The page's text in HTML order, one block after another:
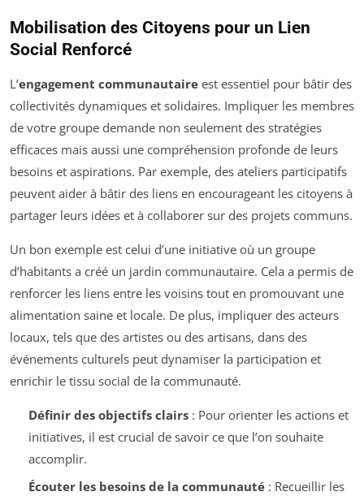
Mobilisation des Citoyens pour un Lien
Social Renforcé
L’engagement communautaire est essentiel pour bâtir des
collectivités dynamiques et solidaires. Impliquer les membres
de votre groupe demande non seulement des stratégies
efficaces mais aussi une compréhension profonde de leurs
besoins et aspirations. Par exemple, des ateliers participatifs
peuvent aider à bâtir des liens en encourageant les citoyens à
partager leurs idées et à collaborer sur des projets communs.
Un bon exemple est celui d’une initiative où un groupe
d’habitants a créé un jardin communautaire. Cela a permis de
renforcer les liens entre les voisins tout en promouvant une
alimentation saine et locale. De plus, impliquer des acteurs
locaux, tels que des artistes ou des artisans, dans des
événements culturels peut dynamiser la participation et
enrichir le tissu social de la communauté.
Définir des objectifs clairs: Pour orienter les actions et
initiatives, il est crucial de savoir ce que l’on souhaite
accomplir.
Écouter les besoins de la communauté: Recueillir les